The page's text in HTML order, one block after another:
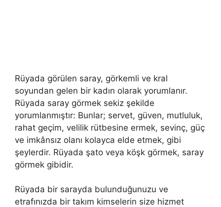
Rüyada görülen saray, görkemli ve kral
soyundan gelen bir kadın olarak yorumlanır.
Rüyada saray görmek sekiz şekilde
yorumlanmıştır: Bunlar; servet, güven, mutluluk,
rahat geçim, velilik rütbesine ermek, sevinç, güç
ve imkânsız olanı kolayca elde etmek, gibi
şeylerdir. Rüyada şato veya köşk görmek, saray
görmek gibidir.
Rüyada bir sarayda bulunduğunuzu ve
etrafınızda bir takım kimselerin size hizmet